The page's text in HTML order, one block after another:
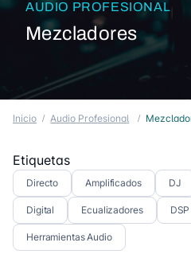
AUDIO PROFESIONAL
Mezcladores
Inicio Audio Profesional
Etiquetas
Directo Amplificados DJ
Digital Ecualizadores
Herramientas Audio